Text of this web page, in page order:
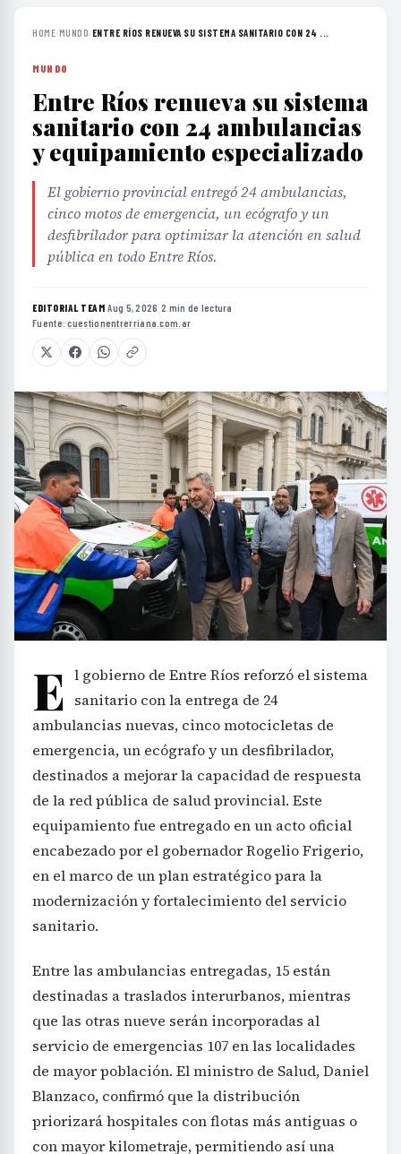
HOME›MUNDO› ENTRE RÍOS RENUEVA SU SISTEMA SANITARIO CON 24 ...
MUNDO
Entre Ríos renueva su sistema
sanitario con 24 ambulancias
y equipamiento especializado
El gobierno provincial entregó 24 ambulancias,
cinco motos de emergencia, un ecógrafo y un
desfibrilador para optimizar la atención en salud
pública en todo Entre Ríos.
EDITORIAL TEAM·Aug 5, 2026 ·2 min de lectura ·
Fuente:cuestionentrerriana.com.ar
E l gobierno de Entre Ríos reforzó el sistema
sanitario con la entrega de 24
ambulancias nuevas, cinco motocicletas de
emergencia, un ecógrafo y un desfibrilador,
destinados a mejorar la capacidad de respuesta
de la red pública de salud provincial. Este
equipamiento fue entregado en un acto oficial
encabezado por el gobernador Rogelio Frigerio,
en el marco de un plan estratégico para la
modernización y fortalecimiento del servicio
sanitario.
Entre las ambulancias entregadas, 15 están
destinadas a traslados interurbanos, mientras
que las otras nueve serán incorporadas al
servicio de emergencias 107 en las localidades
de mayor población. El ministro de Salud, Daniel
Blanzaco, confirmó que la distribución
priorizará hospitales con flotas más antiguas o
con mayor kilometraje, permitiendo así una